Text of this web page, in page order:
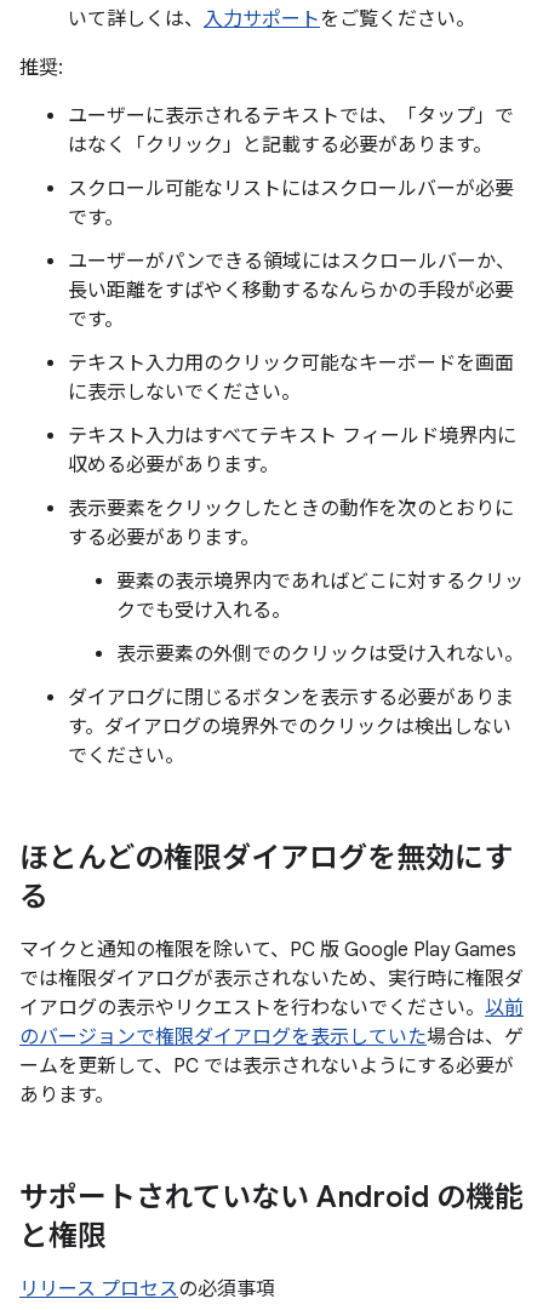
いて詳しくは、 入力サポートをご覧ください。
推奨:
ユーザーに表示されるテキストでは、「タップ」で
はなく「クリック」と記載する必要があります。
スクロール可能なリストにはスクロールバーが必要
です。
ユーザーがパンできる領域にはスクロールバーか、
長い距離をすばやく移動するなんらかの手段が必要
です。
テキスト入力用のクリック可能なキーボードを画面
に表示しないでください。
テキスト入力はすべてテキスト フィールド境界内に
収める必要があります。
表示要素をクリックしたときの動作を次のとおりに
する必要があります。
要素の表示境界内であればどこに対する クリッ
クでも受け入れる。
表示要素の外側でのクリックは受け入れない。
ダイアログに閉じるボタンを表示する必要がありま
す。ダイアログの境界外でのクリックは検出しない
でください。
ほとんどの権限ダイアログを無効にす
る
マイクと通知の権限を除いて、PC 版 Google Play Games
では権限ダイアログが表示されないため、実行時に権限ダ
イアログの表示やリクエストを行わないでください。 以前
のバージョンで権限ダイアログを表示していた場合は、ゲ
ームを更新して、PC では表示されないようにする必要が
あります。
サポートされていない Android の機能
と権限
リリース プロセスの必須事項